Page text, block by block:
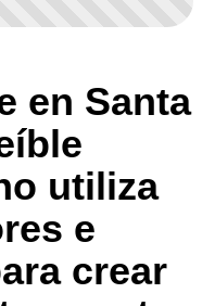
en Santa
utiliza
e
crear